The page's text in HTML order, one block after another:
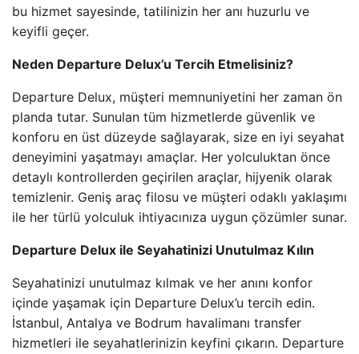
bu hizmet sayesinde, tatilinizin her anı huzurlu ve
keyifli geçer.
Neden Departure Delux’u Tercih Etmelisiniz?
Departure Delux, müşteri memnuniyetini her zaman ön
planda tutar. Sunulan tüm hizmetlerde güvenlik ve
konforu en üst düzeyde sağlayarak, size en iyi seyahat
deneyimini yaşatmayı amaçlar. Her yolculuktan önce
detaylı kontrollerden geçirilen araçlar, hijyenik olarak
temizlenir. Geniş araç filosu ve müşteri odaklı yaklaşımı
ile her türlü yolculuk ihtiyacınıza uygun çözümler sunar.
Departure Delux ile Seyahatinizi Unutulmaz Kılın
Seyahatinizi unutulmaz kılmak ve her anını konfor
içinde yaşamak için Departure Delux’u tercih edin.
İstanbul, Antalya ve Bodrum havalimanı transfer
hizmetleri ile seyahatlerinizin keyfini çıkarın. Departure